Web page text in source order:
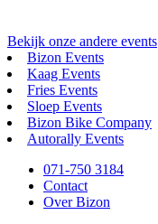
Bekijk onze andere events
Bizon Events
Kaag Events
Fries Events
Sloep Events
Bizon Bike Company
Autorally Events
071-750 3184
Contact
Over Bizon